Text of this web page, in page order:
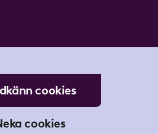
cookies
cookies